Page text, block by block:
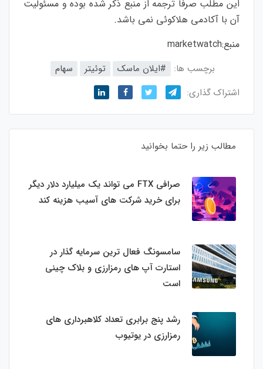
این مطلب صرفاً ترجمه از منبع ذکر شده بوده و مسئولیت
آن با آکادمی هلاکوئی نمی باشد.
منبع:marketwatch
برچسب ها: #ایلان ماسک توئیتر
سهام
اشتراک گذاری:
مطالب زیر را حتما بخوانید
صرافی FTX می تواند یک میلیارد دلار دیگر
برای خرید شرکت های آسیب هزینه کند
سامسونگ فعال‌ ترین سرمایه‌ گذار در
استارت‌ آپ‌ های رمزارزی و بلاک چینی
است
رشد پنج برابری تعداد کلاهبرداری های
رمزارزی در یوتیوب